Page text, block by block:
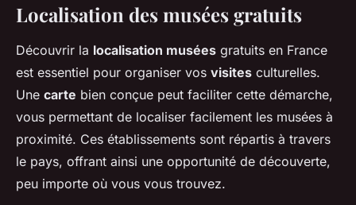
Localisation des musées gratuits
Découvrir la localisation musées gratuits en France
est essentiel pour organiser vos visites culturelles.
Une carte bien conçue peut faciliter cette démarche,
vous permettant de localiser facilement les musées à
proximité. Ces établissements sont répartis à travers
le pays, offrant ainsi une opportunité de découverte,
peu importe où vous vous trouvez.